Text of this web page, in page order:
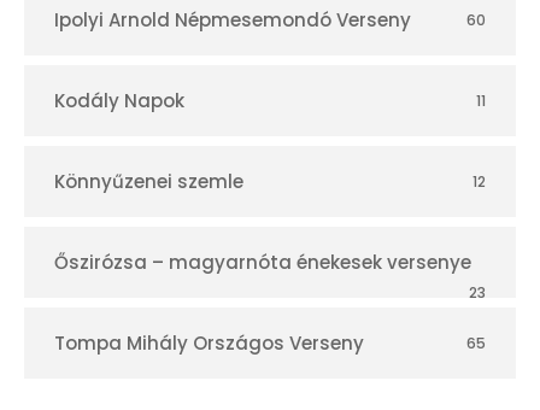
Ipolyi Arnold Népmesemondó Verseny 60
Kodály Napok 11
Könnyűzenei szemle 12
Őszirózsa – magyarnóta énekesek versenye
23
Tompa Mihály Országos Verseny 65